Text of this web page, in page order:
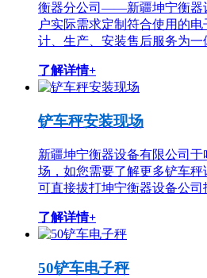
衡器分公司——新疆坤宁衡器
户实际需求定制符合使用的
计、生产、安装售后服务为一
了解详情+
铲车秤安装现场
新疆坤宁衡器设备有限公司
场，如您需要了解更多铲车
可直接拔打坤宁衡器设备公司
了解详情+
50铲车电子秤